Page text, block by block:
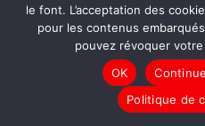
le font. L’acceptation des
pour les contenus
pouvez révoquer
OK
Politique de